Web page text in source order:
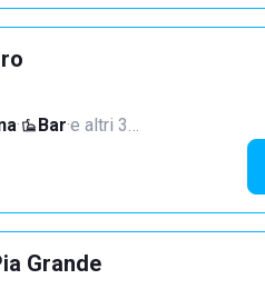
· Bar·e altri 3…
Grande